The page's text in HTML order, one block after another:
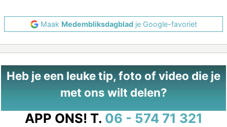
Maak Medembliksdagbladje Google-favoriet
Heb je een leuke tip, foto of video die je
met ons wilt delen?
APP ONS! T. 06 - 574 71 321